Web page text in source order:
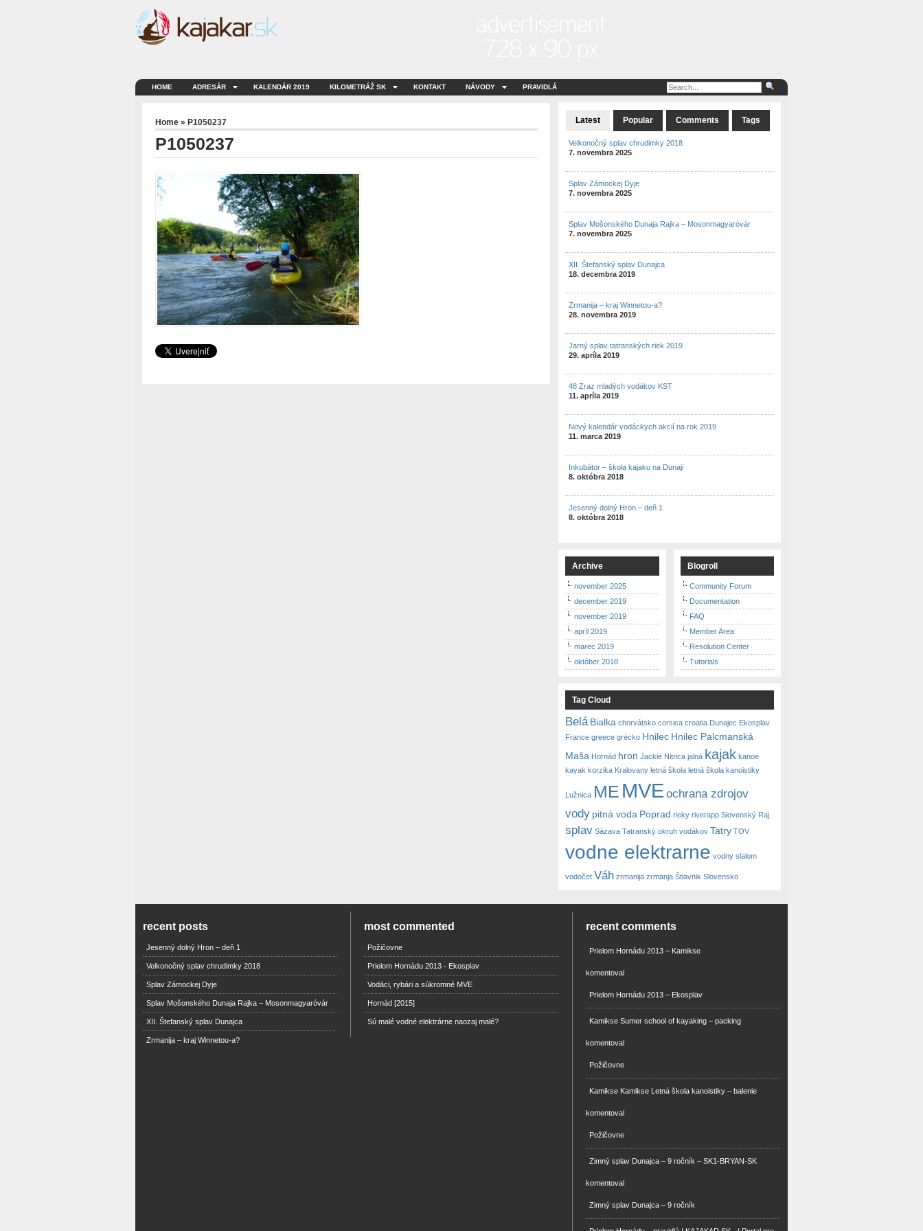
HOME ADRESÁR KALENDÁR 2019 KILOMETRÁŽ SK KONTAKT NÁVODY PRAVIDLÁ
Home» P1050237
P1050237
Latest Popular Comments Tags
Velkonočný splav chrudimky 2018
7. novembra 2025
Splav Zámockej Dyje
7. novembra 2025
Splav Mošonského Dunaja Rajka – Mosonmagyaróvár
7. novembra 2025
XII. Štefanský splav Dunajca
18. decembra 2019
Zrmanija – kraj Winnetou-a?
28. novembra 2019
Jarný splav tatranských riek 2019
29. apríla 2019
48 Zraz mladých vodákov KST
11. apríla 2019
Nový kalendár vodáckych akcií na rok 2019
11. marca 2019
Inkubátor – škola kajaku na Dunaji
8. októbra 2018
Jesenný dolný Hron – deň 1
8. októbra 2018
Archive
november 2025
december 2019
november 2019
apríl 2019
marec 2019
október 2018
Blogroll
Community Forum
Documentation
FAQ
Member Area
Resolution Center
Tutorials
Tag Cloud
Belá Bialka chorvátsko corsica croatia Dunajec Ekosplav
France greece grécko Hnilec Hnilec Palcmanská
Maša Hornád hron Jackie Nitrica jalná kajak kanoe
kayak korzika Kralovany letná škola letná škola kanoistiky
Lužnica ME MVE ochrana zdrojov
vody pitná voda Poprad rieky riverapp Slovenský Raj
splav Sázava Tatranský okruh vodákov Tatry TOV
vodne elektrarne vodny slalom
vodočet Váh zrmanija zrmanja Štiavnik Slovensko
recent posts
Jesenný dolný Hron – deň 1
Velkonočný splav chrudimky 2018
Splav Zámockej Dyje
Splav Mošonského Dunaja Rajka – Mosonmagyaróvár
XII. Štefanský splav Dunajca
Zrmanija – kraj Winnetou-a?
most commented
Požičovne
Prielom Hornádu 2013 - Ekosplav
Vodáci, rybári a súkromné MVE
Hornád [2015]
Sú malé vodné elektrárne naozaj malé?
recent comments
Prielom Hornádu 2013 – Kamikse
komentoval
Prielom Hornádu 2013 – Ekosplav
Kamikse Sumer school of kayaking – packing
komentoval
Požičovne
Kamikse Kamikse Letná škola kanoistiky – balenie
komentoval
Požičovne
Zimný splav Dunajca – 9 ročník – SK1-BRYAN-SK
komentoval
Zimný splav Dunajca – 9 ročník